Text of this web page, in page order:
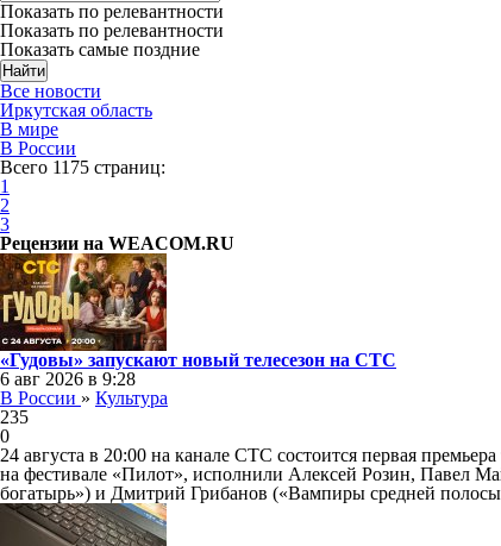
Показать по релевантности
Показать по релевантности
Показать самые поздние
Все новости
Иркутская область
В мире
В России
Всего 1175 страниц:
1
2
3
Рецензии на WEACOM.RU
«Гудовы» запускают новый телесезон на СТС
6 авг 2026 в 9:28
В России » Культура
235
0
24 августа в 20:00 на канале СТС состоится первая
на фестивале «Пилот», исполнили Алексей Розин, Павел
богатырь») и Дмитрий Грибанов («Вампиры средней